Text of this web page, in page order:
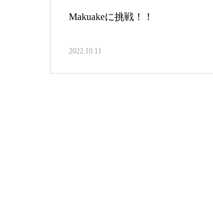
Makuakeに挑戦！！
2022.10.11